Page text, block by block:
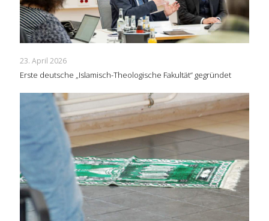
23. April 2026
Erste deutsche „Islamisch-Theologische Fakultät“ gegründet